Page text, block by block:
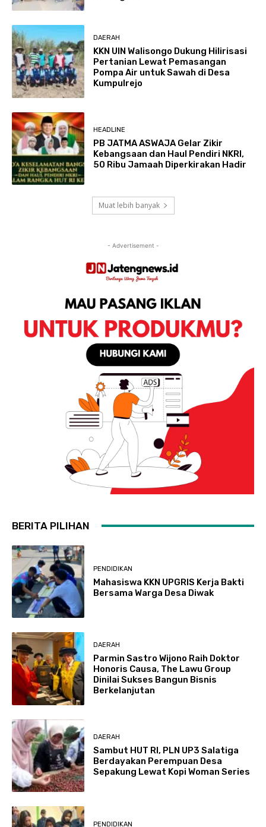
DAERAH
KKN UIN Walisongo Dukung Hilirisasi
Pertanian Lewat Pemasangan
Pompa Air untuk Sawah di Desa
Kumpulrejo
HEADLINE
PB JATMA ASWAJA Gelar Zikir
Kebangsaan dan Haul Pendiri NKRI,
50 Ribu Jamaah Diperkirakan Hadir
Muat lebih banyak
- Advertisement -
BERITA PILIHAN
PENDIDIKAN
Mahasiswa KKN UPGRIS Kerja Bakti
Bersama Warga Desa Diwak
DAERAH
Parmin Sastro Wijono Raih Doktor
Honoris Causa, The Lawu Group
Dinilai Sukses Bangun Bisnis
Berkelanjutan
DAERAH
Sambut HUT RI, PLN UP3 Salatiga
Berdayakan Perempuan Desa
Sepakung Lewat Kopi Woman Series
PENDIDIKAN